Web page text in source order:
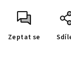
Zeptat se